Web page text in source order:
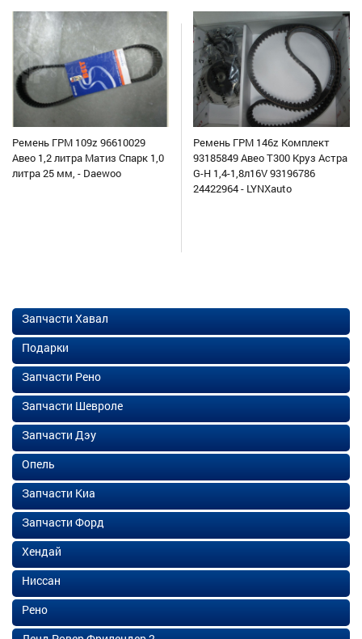
Ремень ГРМ 109z 96610029
Авео 1,2 литра Матиз Спарк 1,0
литра 25 мм, - Daewoo
Ремень ГРМ 146z Комплект
93185849 Авео Т300 Круз Астра
G-H 1,4-1,8л16V 93196786
24422964 - LYNXauto
Запчасти Хавал
Подарки
Запчасти Рено
Запчасти Шевроле
Запчасти Дэу
Опель
Запчасти Киа
Запчасти Форд
Хендай
Ниссан
Рено